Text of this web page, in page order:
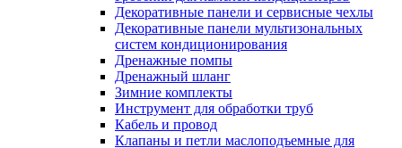
Декоративные панели и сервисные чехлы
Декоративные панели мультизональных
систем кондиционирования
Дренажные помпы
Дренажный шланг
Зимние комплекты
Инструмент для обработки труб
Кабель и провод
Клапаны и петли маслоподъемные для